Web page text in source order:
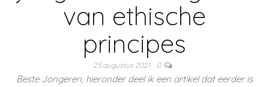
van ethische
principes
25 augustus 2021 0
Beste Jongeren, hieronder deel ik een artikel dat eerder is